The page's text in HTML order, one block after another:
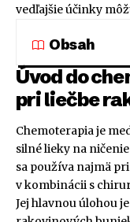
vedľajšie účinky
Obsah
Úvod do
pri liečbe
Chemoterapia je
silné lieky na
sa používa najmä
v kombinácii s
Jej hlavnou úlohou